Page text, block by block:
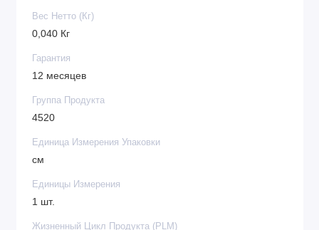
Вес Нетто (Кг)
0,040 Кг
Гарантия
12 месяцев
Группа Продукта
4520
Единица Измерения Упаковки
см
Единицы Измерения
1 шт.
Жизненный Цикл Продукта (PLM)